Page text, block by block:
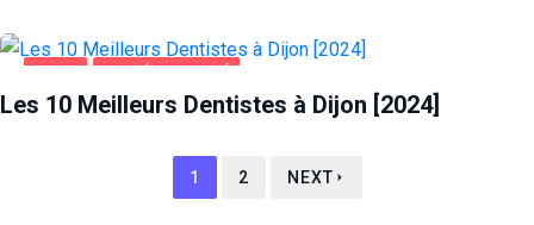
DIJON SANTÉ ET BEAUTÉ
Les 10 Meilleurs Dentistes à Dijon [2024]
1 2 NEXT